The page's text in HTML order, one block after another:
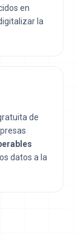
en
la
de
datos a la